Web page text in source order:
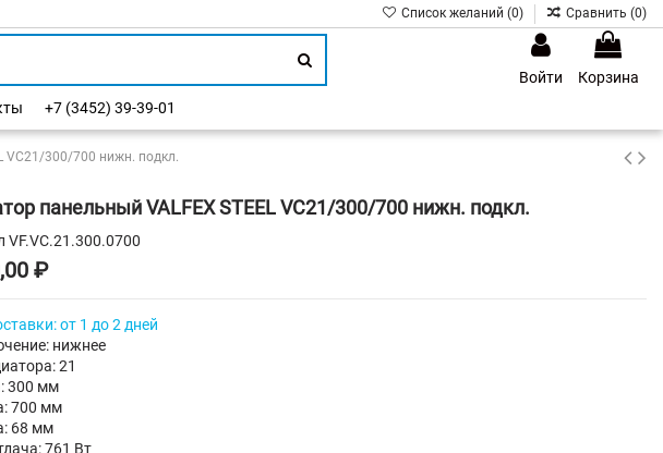
Список желаний (0) Сравнить (0)
Войти
Корзина
+7 (3452) 39-39-01
VC21/300/700 нижн. подкл.
панельный VALFEX STEEL VC21/300/700 нижн. подкл.
VF.VC.21.300.0700
₽
от 1 до 2 дней
нижнее
21
300 мм
700 мм
68 мм
761 Вт